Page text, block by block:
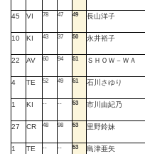
45 VI 78 47 49 長山洋子
10 KI 43 37 50 永井裕子
22 AV 60 94 51 ＳＨＯＷ－ＷＡ
4 TE 52 49 51 石川さゆり
1 KI -- -- 53 市川由紀乃
27 CR 48 98 53 里野鈴妹
1 TE -- -- 53 島津亜矢